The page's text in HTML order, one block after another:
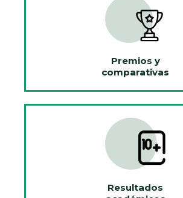
Premios y
comparativas
Resultados